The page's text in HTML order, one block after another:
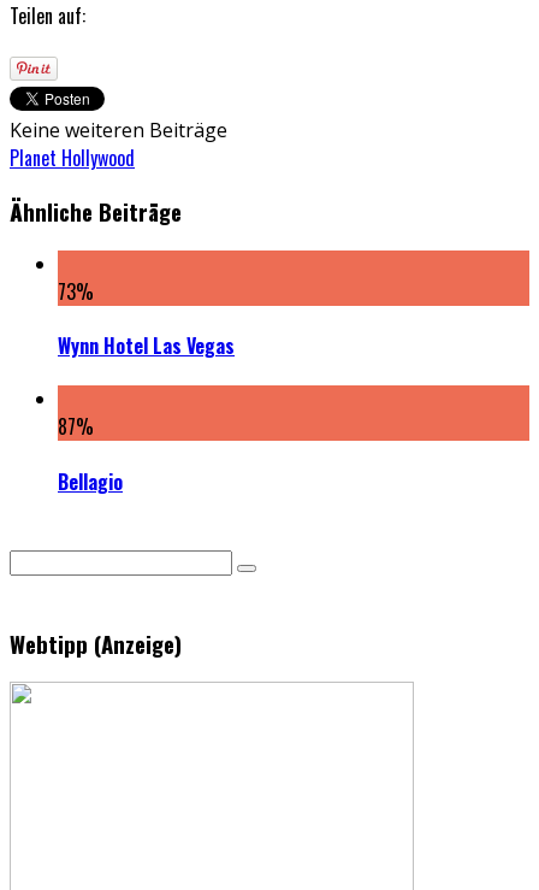
Teilen auf:
Keine weiteren Beiträge
Planet Hollywood
Ähnliche Beiträge
73%
Wynn Hotel Las Vegas
87%
Bellagio
Webtipp (Anzeige)